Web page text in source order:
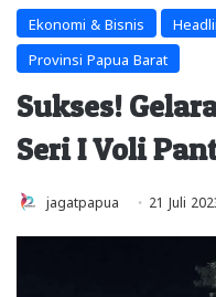
Ekonomi & Bisnis
Provinsi Papua Barat
Sukses!
Seri I Voli
jagatpapua 21 Juli